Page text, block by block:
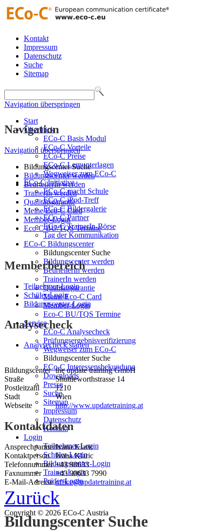
Kontakt
Impressum
Datenschutz
Suche
Sitemap
Navigation überspringen
Start
Überblick
ECo-C Basis Modul
ECo-C Vorteile
ECo-C Preise
ECo-C Lernunterlagen
Wegweiser zum ECo-C
ECo-C Initiative
ECo-C macht Schule
ECo-C iPod-Treff
ECo-C Bildergalerie
ECo-C Partner
ECo-C TrainerIn-Börse
Tag der Kommunikation
ECo-C Bildungscenter
Bildungscenter Suche
Bildungscenter werden
BeurteilerIn werden
TrainerIn werden
Qualitätsgarantie
Meine Eco-C Card
Member-Login
Eco-C BU/TQS Termine
Service
ECo-C Analysecheck
Prüfungsergebnisverifizierung
Wegweiser zum ECo-C
Bildungscenter Suche
ECo-C Interessensbekundung
Downloads
Presse
Suche
Sitemap
Impressum
Datenschutz
Kontakt
Login
Teilnehmer-Login
Schüler-Login
Bildungscenter-Login
Trainer-Login
Prüfer-Login
Bildungscenter Suche
Navigation
Navigation überspringen
Bildungscenter Suche
Bildungscenter werden
BeurteilerIn werden
TrainerIn werden
Qualitätsgarantie
Meine Eco-C Card
Member-Login
Eco-C BU/TQS Termine
Memberbereich
Teilnehmer-Login
Schüler-Login
Bildungscenter-Login
Analysecheck
Analysecheck starten
Bildungscenter the update training GmbH
Straße
Shuttleworthstrasse 14
Postleitzahl
1210
Stadt
Wien
Webseite
http://www.updatetraining.at
Kontaktdaten
AnsprechpartnerIvana Klaric
Kontaktperson
Ivana Klaric
Telefonnummer +43 90633
Faxnummer
+43 90633 7990
E-Mail-Adresse office@updatetraining.at
Zurück
Copyright © 2026 ECo-C Austria